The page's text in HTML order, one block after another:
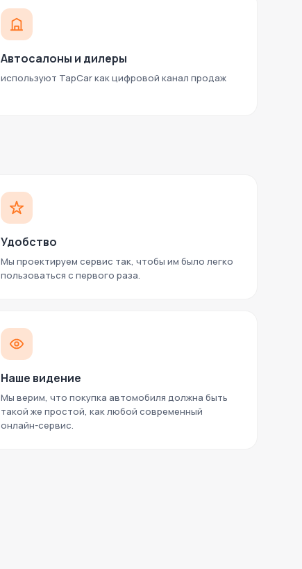
Автосалоны и дилеры
используют TapCar как цифровой канал продаж
Удобство
Мы проектируем сервис так, чтобы им было легко
пользоваться с первого раза.
Наше видение
Мы верим, что покупка автомобиля должна быть
такой же простой, как любой современный
онлайн-сервис.